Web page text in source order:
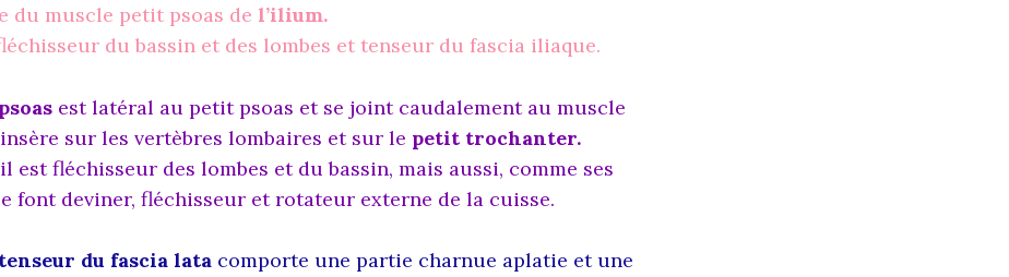
du muscle petit psoas de l’ilium.
du bassin et des lombes et tenseur du fascia iliaque.
est latéral au petit psoas et se joint caudalement au muscle
sur les vertèbres lombaires et sur le petit trochanter.
il est fléchisseur des lombes et du bassin, mais aussi, comme ses
font deviner, fléchisseur et rotateur externe de la cuisse.
du fascia lata comporte une partie charnue aplatie et une